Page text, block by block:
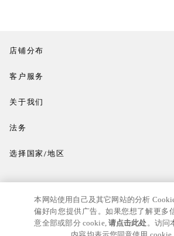
店铺分布
客户服务
关于我们
法务
点击此处选择国家/地区和语言。
选择国家/地区
本网站使用自己及其它网站的分析
偏好向您提供广告。如果您想了解更多
意全部或部分 cookie,请点击此处。访问